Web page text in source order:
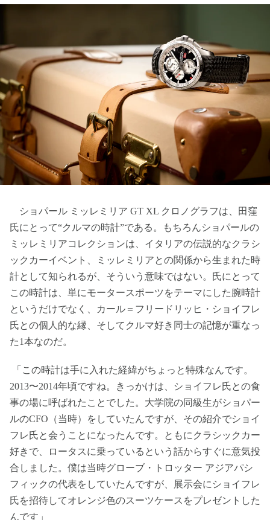
ショパール ミッレミリア GT XL クロノグラフは、田窪
氏にとって“クルマの時計”である。もちろんショパールの
ミッレミリアコレクションは、イタリアの伝説的なクラシ
ックカーイベント、ミッレミリアとの関係から生まれた時
計として知られるが、そういう意味ではない。氏にとって
この時計は、単にモータースポーツをテーマにした腕時計
というだけでなく、カール＝フリードリッヒ・ショイフレ
氏との個人的な縁、そしてクルマ好き同士の記憶が重なっ
た1本なのだ。
「この時計は手に入れた経緯がちょっと特殊なんです。
2013〜2014年頃ですね。きっかけは、ショイフレ氏との食
事の場に呼ばれたことでした。大学院の同級生がショパー
ルのCFO（当時）をしていたんですが、その紹介でショイ
フレ氏と会うことになったんです。ともにクラシックカー
好きで、ロータスに乗っているという話からすぐに意気投
合しました。僕は当時グローブ・トロッター アジアパシ
フィックの代表をしていたんですが、展示会にショイフレ
氏を招待してオレンジ色のスーツケースをプレゼントした
んです」